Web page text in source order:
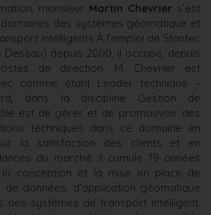
monsieur Martin Chevrier s’est
des systèmes géomatique et
intelligents À l’emploi de Stantec
Dessau) depuis 2000, il occupe, depuis
de direction. M. Chevrier est
comme étant Leader technique –
dans la discipline Gestion de
est de gérer et de promouvoir des
techniques dans ce domaine en
la satisfaction des clients et en
du marché. Il cumule 19 années
la conception et la mise en place de
données, d’application géomatique
des systèmes de transport intelligent.